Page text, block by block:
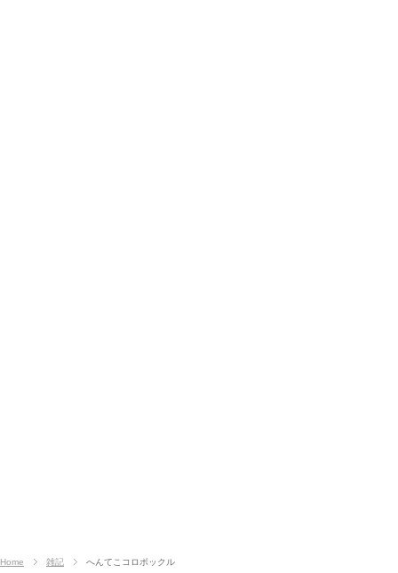
Home 雑記 へんてこコロボックル